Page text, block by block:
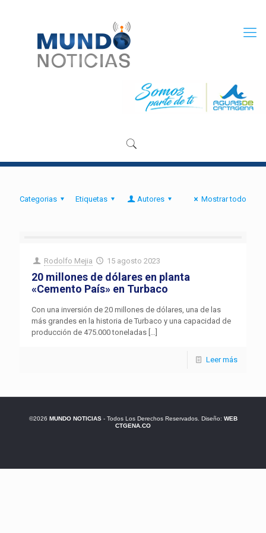
Categorias Etiquetas Autores Mostrar todo
Rodolfo Mejia 15 agosto 2023
20 millones de dólares en planta
«Cemento País» en Turbaco
Con una inversión de 20 millones de dólares, una de las
más grandes en la historia de Turbaco y una capacidad de
producción de 475.000 toneladas […]
Leer más
©2026 MUNDO NOTICIAS- Todos Los Derechos Reservados. Diseño: WEB
CTGENA.CO